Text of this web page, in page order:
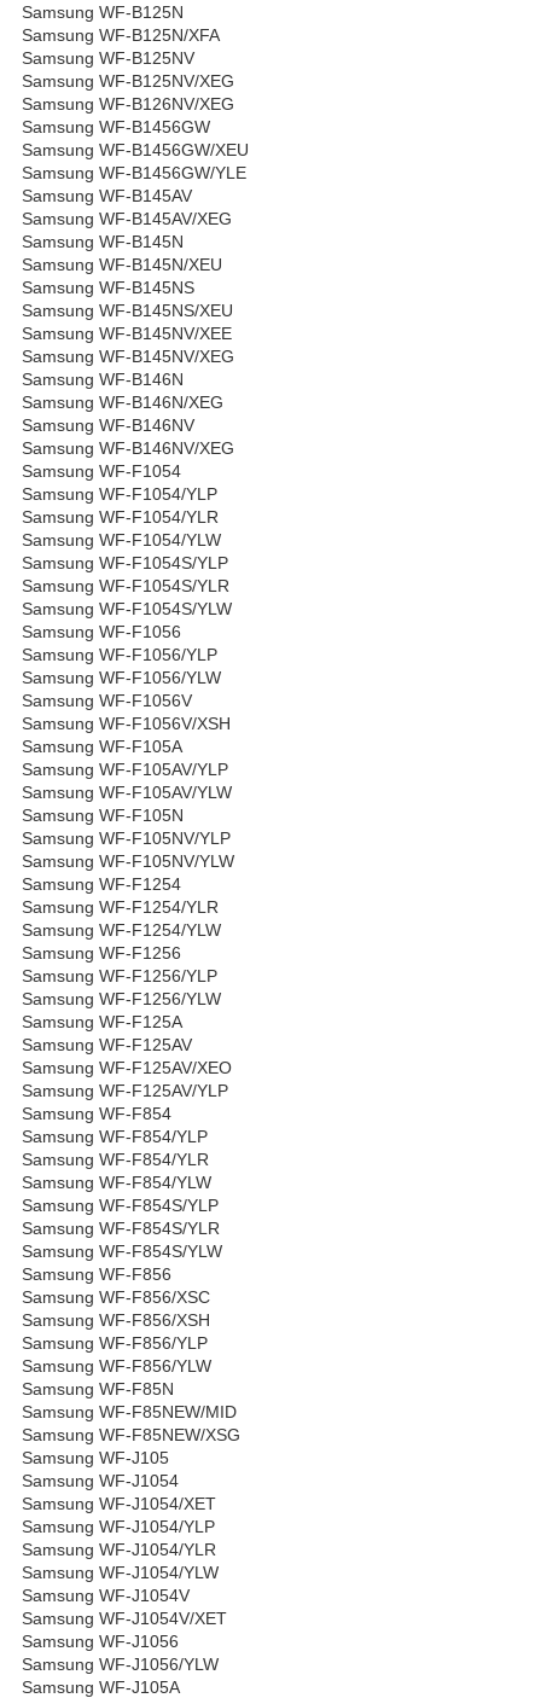
Samsung WF-B125N
Samsung WF-B125N/XFA
Samsung WF-B125NV
Samsung WF-B125NV/XEG
Samsung WF-B126NV/XEG
Samsung WF-B1456GW
Samsung WF-B1456GW/XEU
Samsung WF-B1456GW/YLE
Samsung WF-B145AV
Samsung WF-B145AV/XEG
Samsung WF-B145N
Samsung WF-B145N/XEU
Samsung WF-B145NS
Samsung WF-B145NS/XEU
Samsung WF-B145NV/XEE
Samsung WF-B145NV/XEG
Samsung WF-B146N
Samsung WF-B146N/XEG
Samsung WF-B146NV
Samsung WF-B146NV/XEG
Samsung WF-F1054
Samsung WF-F1054/YLP
Samsung WF-F1054/YLR
Samsung WF-F1054/YLW
Samsung WF-F1054S/YLP
Samsung WF-F1054S/YLR
Samsung WF-F1054S/YLW
Samsung WF-F1056
Samsung WF-F1056/YLP
Samsung WF-F1056/YLW
Samsung WF-F1056V
Samsung WF-F1056V/XSH
Samsung WF-F105A
Samsung WF-F105AV/YLP
Samsung WF-F105AV/YLW
Samsung WF-F105N
Samsung WF-F105NV/YLP
Samsung WF-F105NV/YLW
Samsung WF-F1254
Samsung WF-F1254/YLR
Samsung WF-F1254/YLW
Samsung WF-F1256
Samsung WF-F1256/YLP
Samsung WF-F1256/YLW
Samsung WF-F125A
Samsung WF-F125AV
Samsung WF-F125AV/XEO
Samsung WF-F125AV/YLP
Samsung WF-F854
Samsung WF-F854/YLP
Samsung WF-F854/YLR
Samsung WF-F854/YLW
Samsung WF-F854S/YLP
Samsung WF-F854S/YLR
Samsung WF-F854S/YLW
Samsung WF-F856
Samsung WF-F856/XSC
Samsung WF-F856/XSH
Samsung WF-F856/YLP
Samsung WF-F856/YLW
Samsung WF-F85N
Samsung WF-F85NEW/MID
Samsung WF-F85NEW/XSG
Samsung WF-J105
Samsung WF-J1054
Samsung WF-J1054/XET
Samsung WF-J1054/YLP
Samsung WF-J1054/YLR
Samsung WF-J1054/YLW
Samsung WF-J1054V
Samsung WF-J1054V/XET
Samsung WF-J1056
Samsung WF-J1056/YLW
Samsung WF-J105A